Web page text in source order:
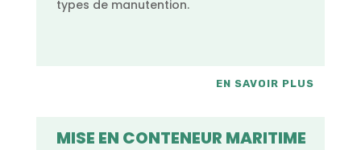
types de manutention.
EN SAVOIR PLUS
MISE EN CONTENEUR MARITIME